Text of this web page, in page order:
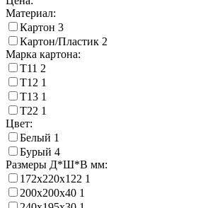
Материал:
Картон 3
Картон/Пластик 2
Марка картона:
Т11 2
Т12 1
Т13 1
Т22 1
Цвет:
Белый 1
Бурый 4
Размеры Д*Ш*В мм:
172х220х122 1
200х200х40 1